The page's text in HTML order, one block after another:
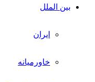
بین الملل
ایران
خاورمیانه